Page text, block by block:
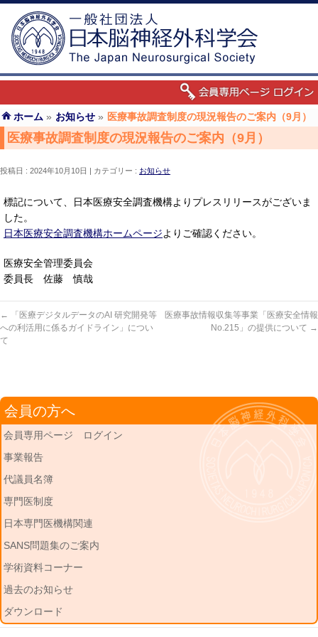
ホーム » お知らせ » 医療事故調査制度の現況報告のご案内（9月）
医療事故調査制度の現況報告のご案内（9月）
投稿日 : 2024年10月10日 カテゴリー : お知らせ
標記について、日本医療安全調査機構よりプレスリリースがございま
した。
日本医療安全調査機構ホームページよりご確認ください。
医療安全管理委員会
委員長 佐藤 慎哉
←
「医療デジタルデータのAI 研究開発等
への利活用に係るガイドライン」につい
て
医療事故情報収集等事業「医療安全情報
No.215」の提供について →
会員の方へ
会員専用ページ ログイン
事業報告
代議員名簿
専門医制度
日本専門医機構関連
SANS問題集のご案内
学術資料コーナー
過去のお知らせ
ダウンロード